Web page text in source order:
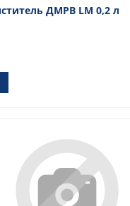
ДМРВ LM 0,2 л